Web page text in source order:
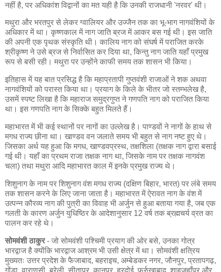
नहीं है, पर अधिकांश विद्वानों का मत यही है कि उनकी राजधानी 'नरवर' थी।
मथुरा और भरतपुर से लेकर ग्वालियर और उज्जैन तक का भू-भाग नागवंशियों के
अधिकार में था। कृष्णकाल में नाग जाति ब्रज में आकर बस गई थी। इस जाति
की अपनी एक पृथक संस्कृति थी। कालिय नाग को संघर्ष में पराजित करके
श्रीकृष्ण ने उसे ब्रज से निर्वासित कर दिया था, किन्तु नाग जाति यहाँ प्रमुख
रूप से बसी रही। मथुरा पर उन्होंने काफी समय तक शासन भी किया।
इतिहास में यह बात प्रसिद्ध है कि महाप्रतापी गुप्तवंशी राजाओं ने शक अथवा
नागवंशियों को परास्त किया था। प्रयाग के किले के भीतर जो स्तम्भलेख है,
उसमें स्पष्ट लिखा है कि महाराज समुद्रगुप्त ने गणपति नाग को पराजित किया
था। इस गणपति नाग के सिक्के बहुत मिलते हैं।
महाभारत में भी कई स्थानों पर नागों का उल्लेख है। पाण्डवों ने नागों के हाथ से
मगध राज्य छीना था। खाण्डव वन जलाते समय भी बहुत से नाग नष्ट हुए थे।
जिसका अर्थ यह हुआ कि मगध, खाण्डवप्रस्थ, तक्षशिला (तक्षक नाग द्वारा बसाई
गई थी। यहाँ का प्रथम राजा तक्षक नाग था, जिसके नाम पर तक्षक नागवंश
चला) तथा मथुरा आदि महाभारत काल में इनके प्रमुख राज्य थे।
शिशुनाग के नाम पर शिशुनाग वंश मगध राज्य (दक्षिण बिहार, भारत) पर लंबे समय
तक शासन करने के लिए जाना जाता है। महाभारत में ऐरावत नाग के वंश में
उत्पन्न कौरव्य नाग की पुत्री का विवाह भी अर्जुन से हुआ बताया गया है, जब एक
गलती के कारण अर्जुन युधिष्ठिर के आदेशानुसार 12 वर्ष तक ब्रह्मचर्य व्रत का
पालन कर रहे थे।
सोमवंशी ठाकुर- जो सोमवंशी पश्चिमी प्रयाग की ओर बसे, उनका गोत्र
भारद्वाज है क्योंकि भारद्वाज आश्रम भी उसी क्षेत्र में था। सोमवंशी क्षत्रिय
मुख्यतः उत्तर प्रदेश के फैजाबाद, बहराइच, अम्बेडकर नगर, जौनपुर, प्रतापगढ़,
गोंडा, वाराणसी, बरेली, सीतापुर, कानपुर, हरदोई, फर्रुखाबाद, शाहजहाँपुर और